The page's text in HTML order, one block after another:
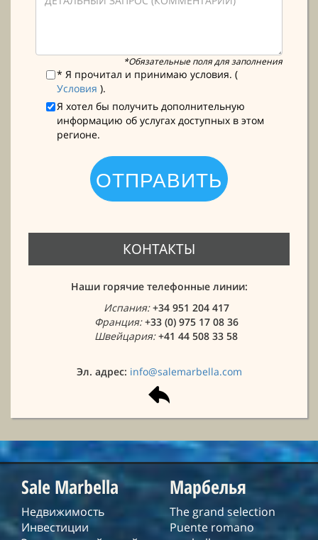
*Обязательные поля для заполнения
* Я прочитал и принимаю условия. (
Условия ).
Я хотел бы получить дополнительную
информацию об услугах доступных в этом
регионе.
КОНТАКТЫ
Наши горячие телефонные линии:
Испания:+34 951 204 417
Франция:+33 (0) 975 17 08 36
Швейцария:+41 44 508 33 58
Эл. адрес: info@salemarbella.com
Sale Marbella
Недвижимость
Инвестиции
Марбелья
The grand selection
Puente romano